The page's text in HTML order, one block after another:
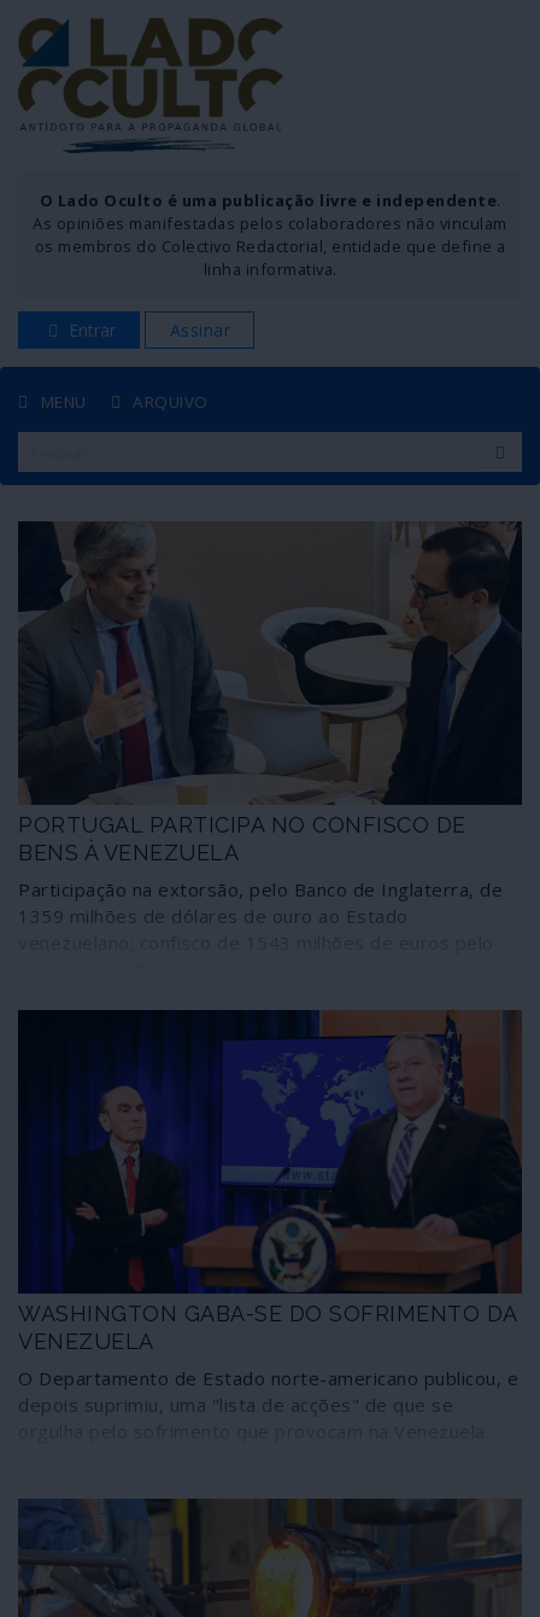
O Lado Oculto é uma publicação livre e independente.
As opiniões manifestadas pelos colaboradores não vinculam
os membros do Colectivo Redactorial, entidade que define a
linha informativa.
Entrar Assinar
MENU ARQUIVO
PORTUGAL PARTICIPA NO CONFISCO DE
BENS À VENEZUELA
Participação na extorsão, pelo Banco de Inglaterra, de
1359 milhões de dólares de ouro ao Estado
em que o governo de Portugal está envolvido, directa e
indirectamente. Dinheiro que Caracas não pode usar
para comprar medicamentos e outros bens de primeira
necessidade e que é parte de uma guerra sem tropas,
mas letal, conduzida pelos Estados Unidos. Os
portugueses têm o direito de conhecer a realidade
desta cumplicidade, mas o governo ainda tenta
disfarçar, com o silêncio, que está ao lado da
administração fascista norte-americana nesta
atrocidade contra a democracia, os direitos humanos e a
soberania dos povos
WASHINGTON GABA-SE DO SOFRIMENTO DA
VENEZUELA
O Departamento de Estado norte-americano publicou, e
depois suprimiu, uma "lista de acções" de que se